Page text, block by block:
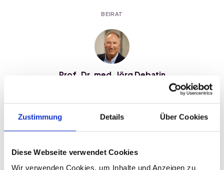
Zustimmung Details Über Cookies
Diese Webseite verwendet Cookies
Wir verwenden Cookies, um Inhalte und Anzeigen zu
BEIRAT
Prof. Dr. med. Jörg Debatin
Gesundheitswesen. Langjährige Erfahrung in führenden
internationalen Healthcare-Unternehmen und Institutionen.